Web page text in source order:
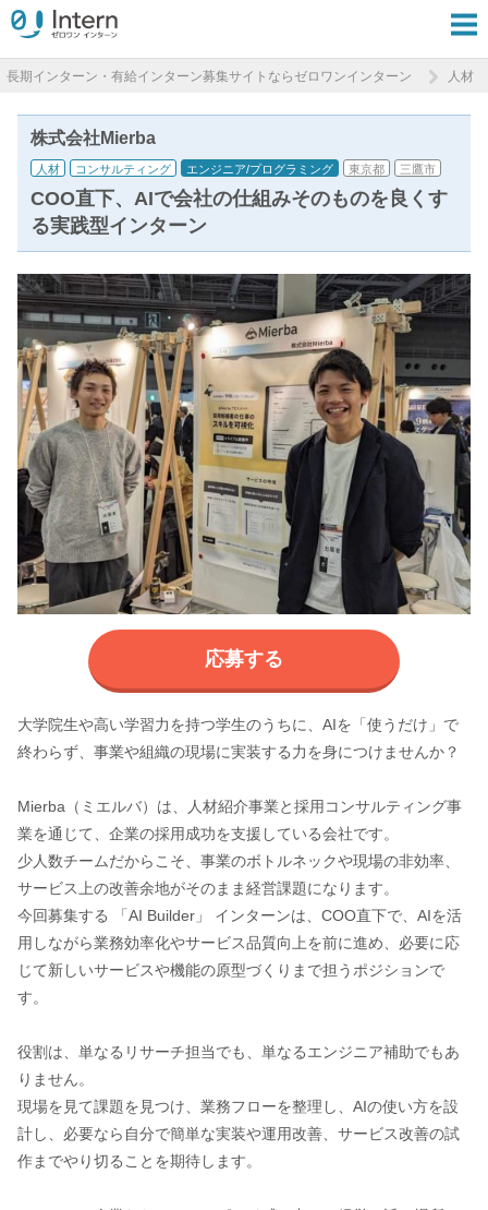
長期インターン・有給インターン募集サイトならゼロワンインターン 人材
株式会社Mierba
人材 コンサルティング エンジニア/プログラミング 東京都 三鷹市
COO直下、AIで会社の仕組みそのものを良くす
る実践型インターン
応募する
大学院生や高い学習力を持つ学生のうちに、AIを「使うだけ」で
終わらず、事業や組織の現場に実装する力を身につけませんか？
Mierba（ミエルバ）は、人材紹介事業と採用コンサルティング事
業を通じて、企業の採用成功を支援している会社です。
少人数チームだからこそ、事業のボトルネックや現場の非効率、
サービス上の改善余地がそのまま経営課題になります。
今回募集する 「AI Builder」 インターンは、COO直下で、AIを活
用しながら業務効率化やサービス品質向上を前に進め、必要に応
じて新しいサービスや機能の原型づくりまで担うポジションで
す。
役割は、単なるリサーチ担当でも、単なるエンジニア補助でもあ
りません。
現場を見て課題を見つけ、業務フローを整理し、AIの使い方を設
計し、必要なら自分で簡単な実装や運用改善、サービス改善の試
作までやり切ることを期待します。